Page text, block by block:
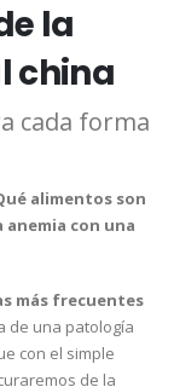
la
china
cada forma
alimentos son
anemia con una
más frecuentes
de una patología
con el simple
de la